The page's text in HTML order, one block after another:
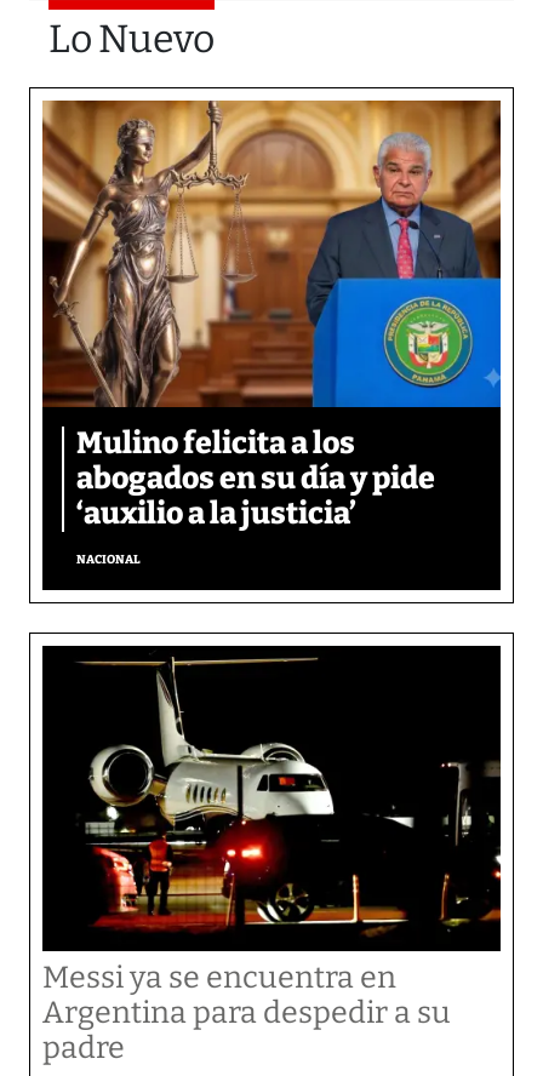
Lo Nuevo
Mulino felicita a los
abogados en su día y pide
‘auxilio a la justicia’
NACIONAL
Messi ya se encuentra en
Argentina para despedir a su
padre